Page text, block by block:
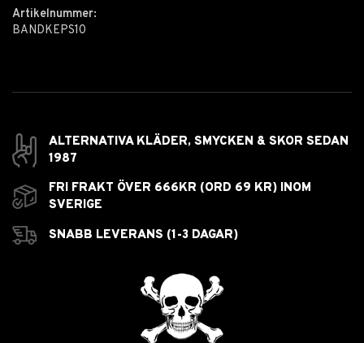
Artikelnummer:
BANDKEPS10
ALTERNATIVA KLÄDER, SMYCKEN & SKOR SEDAN
1987
FRI FRAKT ÖVER 666KR (ORD 69 KR) INOM
SVERIGE
SNABB LEVERANS (1-3 DAGAR)